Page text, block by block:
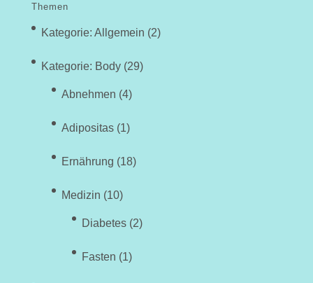
Themen
Kategorie: Allgemein (2)
Kategorie: Body(29)
Abnehmen (4)
Adipositas(1)
Ernährung (18)
Medizin (10)
Diabetes(2)
Fasten (1)